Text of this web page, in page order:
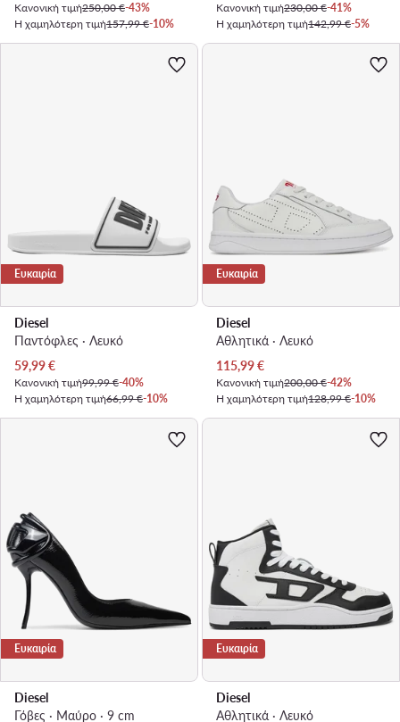
Κανονική τιμή250,00 €-43%
Η χαμηλότερη τιμή157,99 €-10%
Κανονική τιμή230,00 €-41%
Η χαμηλότερη τιμή142,99 €-5%
Ευκαιρία
Diesel
Παντόφλες · Λευκό
Τρέχουσα τιμή
59,99€
Κανονική τιμή99,99 €-40%
Η χαμηλότερη τιμή66,99 €-10%
Ευκαιρία
Diesel
Αθλητικά · Λευκό
Τρέχουσα τιμή
115,99€
Κανονική τιμή200,00 €-42%
Η χαμηλότερη τιμή128,99 €-10%
Ευκαιρία
Diesel
Γόβες · Μαύρο · 9 cm
Ευκαιρία
Diesel
Αθλητικά · Λευκό